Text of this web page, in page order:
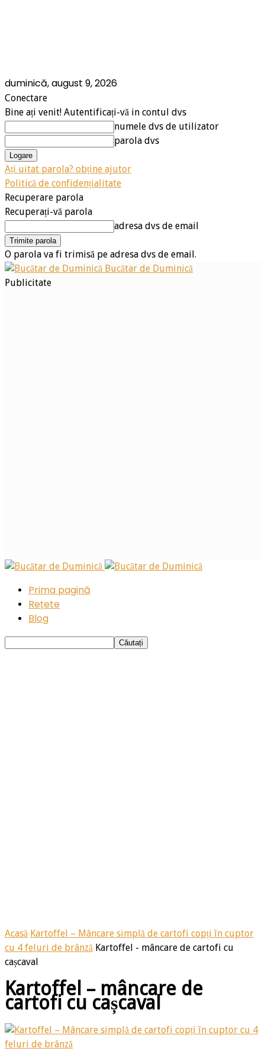
duminică, august 9, 2026
Conectare
Bine ați venit! Autentificați-vă in contul dvs
numele dvs de utilizator
parola dvs
Ați uitat parola? obține ajutor
Politică de confidențialitate
Recuperare parola
Recuperați-vă parola
adresa dvs de email
O parola va fi trimisă pe adresa dvs de email.
Bucătar de Duminică
Publicitate
Prima pagină
Rețete
Blog
Acasă Kartoffel – Mâncare simplă de cartofi copți în cuptor
cu 4 feluri de brânză Kartoffel - mâncare de cartofi cu
cașcaval
Kartoffel – mâncare de
cartofi cu cașcaval